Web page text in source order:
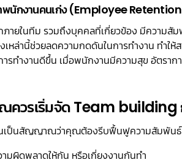
พนักงานคนเก่ง (Employee
ภายในทีม รวมถึงบุคคลที่เกี่ยวข้อง มีความ
เหล่านี้ช่วยลดความกดดันในการทํางาน ทําใ
ารทำงานดีขึ้น เมื่อพนักงานมีความสุข อัตร
วรเริ่มจัด Team building
เป็นสัญญาณว่าคุณต้องรีบฟื้นฟูความสัมพัน
ามผิดพลาดให้กัน หรือเกี่ยงงานกันทำ